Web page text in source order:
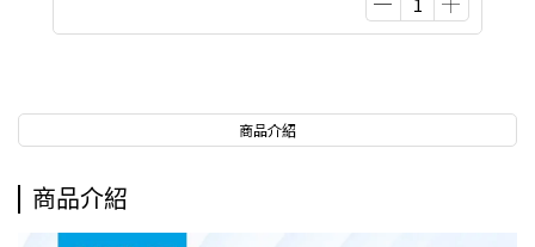
商品介紹
商品介紹